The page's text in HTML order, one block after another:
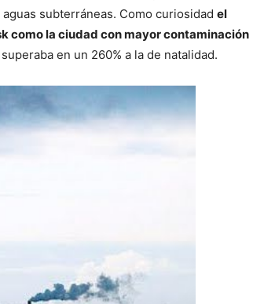
subterráneas. Como curiosidad el
como la ciudad con mayor contaminación
en un 260% a la de natalidad.